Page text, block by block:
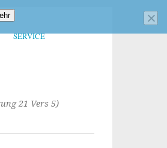
SERVICE
21 Vers 5)